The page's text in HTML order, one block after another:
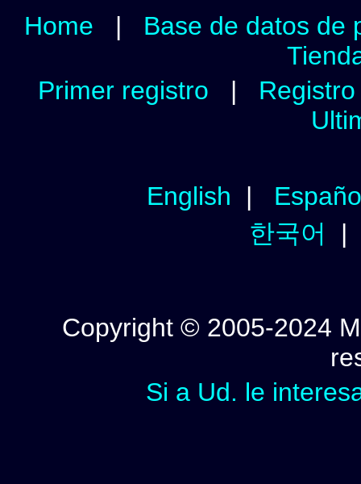
Home | Base de datos de
Primer registro |
English |
한국어
Copyright © 2005-2024
Si a Ud. le